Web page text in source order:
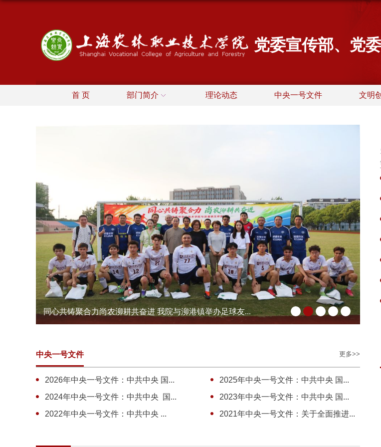
党委宣传部、党
首 页 部门简介 理论动态 中央一号文件 文明
同心共铸聚合力尚农泖耕共奋进 我院与泖港镇举办足球友...
中央一号文件 更多>>
2026年中央一号文件：中共中央 国...
2025年中央一号文件：中共中央 国...
2024年中央一号文件：中共中央 国...
2023年中央一号文件：中共中央 国...
2022年中央一号文件：中共中央 ...
2021年中央一号文件：关于全面推进...